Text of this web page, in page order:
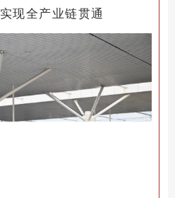
现全产业链贯通